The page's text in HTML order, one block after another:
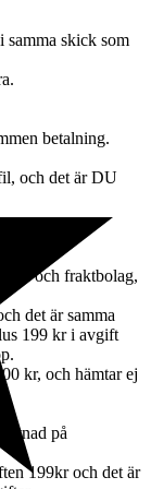
samma skick som
betalning.
och det är DU
och fraktbolag,
det är samma
199 kr i avgift
kr, och hämtar ej
på
199kr och det är